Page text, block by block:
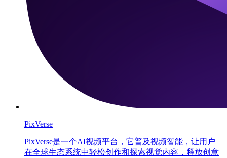
PixVerse
PixVerse是一个AI视频平台，它普及视频智能，让用户
在全球生态系统中轻松创作和探索视觉内容，释放创意